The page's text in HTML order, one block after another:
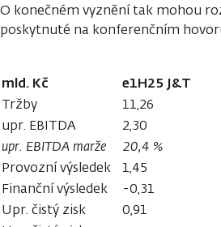
O konečném vyznění tak mohou
poskytnuté na konferenčním
mld. Kč e1H25 J&T
Tržby 11,26
upr. EBITDA
2,30
upr. EBITDA marže
20,4 %
Provozní výsledek
1,45
Finanční výsledek
-0,31
Upr. čistý zisk
0,91